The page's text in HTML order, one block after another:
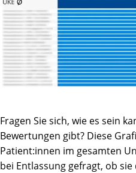
Fragen Sie sich, wie es sein
Bewertungen gibt? Diese
Patient:innen im gesamten
bei Entlassung gefragt, ob